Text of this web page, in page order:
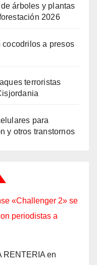
árboles y plantas
2026
cocodrilos a presos
terroristas
para
y otros transtornos
«Challenger 2» se
periodistas a
RENTERIA en